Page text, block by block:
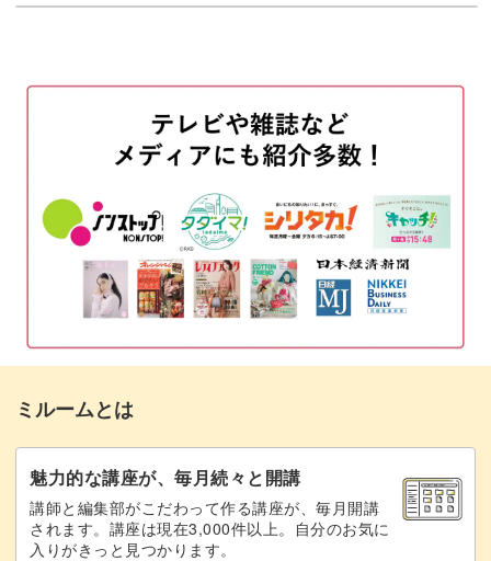
お客様に喜ばれるデザインを作っていきましょう。
仕上げには文字のシールをのせて完成度アップ◎
好きなデザインが時短で叶いますよ。
あるのでオススメ。
フォントにもこだわっています♪
二層目のデザインを作る
シールを貼る
トップジェルでコーティングする 08:31
完成♪
ミルームとは
魅力的な講座が、毎月続々と開講
講師と編集部がこだわって作る講座が、毎月開講
されます。講座は現在3,000件以上。自分のお気に
入りがきっと見つかります。